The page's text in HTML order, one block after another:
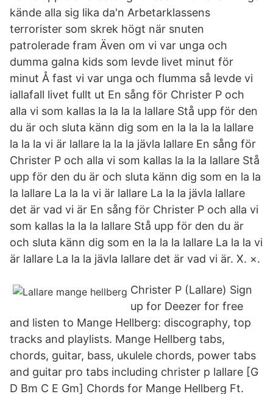
kände alla sig lika da'n Arbetarklassens
terrorister som skrek högt när snuten
patrolerade fram Även om vi var unga och
dumma galna kids som levde livet minut för
minut Å fast vi var unga och flumma så levde vi
iallafall livet fullt ut En sång för Christer P och
alla vi som kallas la la la la lallare Stå upp för den
du är och sluta känn dig som en la la la la lallare
la la la vi är lallare la la la jävla lallare En sång för
Christer P och alla vi som kallas la la la lallare Stå
upp för den du är och sluta känn dig som en la la
la lallare La la la vi är lallare La la la jävla lallare
det är vad vi är En sång för Christer P och alla vi
som kallas la la la lallare Stå upp för den du är
och sluta känn dig som en la la la lallare La la la vi
är lallare La la la jävla lallare det är vad vi är. X. ×.
Christer P (Lallare) Sign
up for Deezer for free
and listen to Mange Hellberg: discography, top
tracks and playlists. Mange Hellberg tabs,
chords, guitar, bass, ukulele chords, power tabs
and guitar pro tabs including christer p lallare [G
D Bm C E Gm] Chords for Mange Hellberg Ft.